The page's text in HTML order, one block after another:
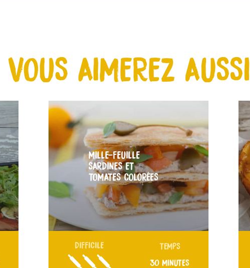
VOUS AIMEREZ AUSSI
MILLE-FEUILLE
SARDINES ET
TOMATES COLORÉES
DIFFICILE TEMPS
30 MINUTES